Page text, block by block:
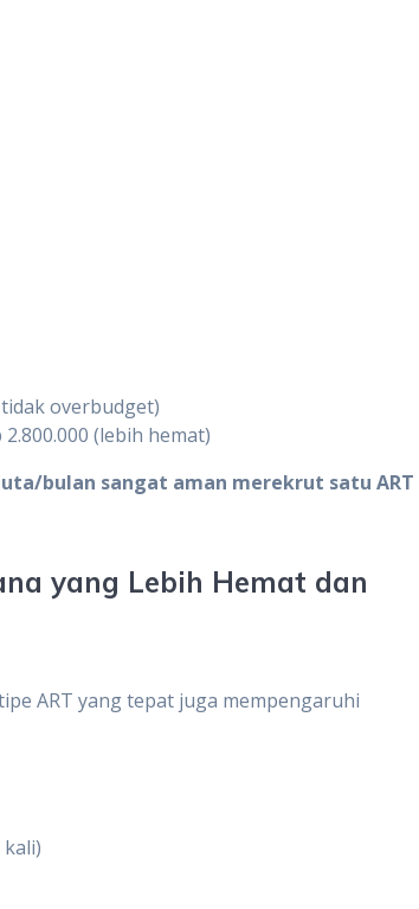
overbudget)
2.800.000 (lebih hemat)
bulan sangat aman merekrut satu ART
yang Lebih Hemat dan
ART yang tepat juga mempengaruhi